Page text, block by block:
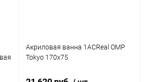
Акриловая ванна 1ACReal ОМР
Tokyo 170x75